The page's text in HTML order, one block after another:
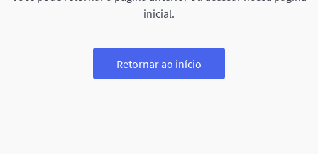
inicial.
Retornar ao início